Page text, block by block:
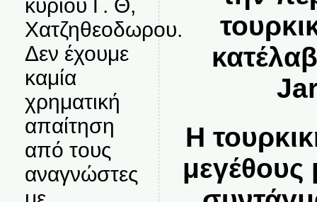
κυρίου Γ. Θ,
Χατζηθεοδωρου.
Δεν έχουμε
καμία
χρηματική
απαίτηση
από τους
αναγνώστες
Η
μεγέθους